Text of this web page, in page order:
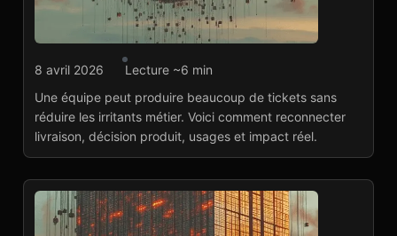
Développement web
équipes tech livrent
beaucoup mais
résolvent peu de
problèmes ?
Lire l'article→
8 avril 2026
Lecture ~6 min
Une équipe peut produire beaucoup de tickets sans
réduire les irritants métier. Voici comment reconnecter
livraison, décision produit, usages et impact réel.